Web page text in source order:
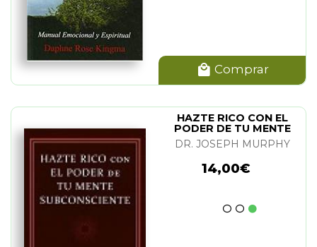
Comprar
HAZTE RICO CON EL
PODER DE TU MENTE
SUBCONSCIENTE
DR. JOSEPH MURPHY
14,00€